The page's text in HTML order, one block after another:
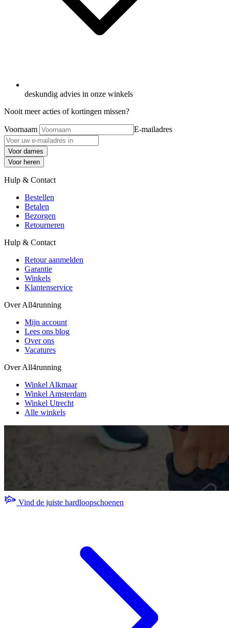
deskundig advies in onze winkels
Nooit meer acties of kortingen missen?
Voornaam E-mailadres
Voor dames
Voor heren
Hulp & Contact
Bestellen
Betalen
Bezorgen
Retourneren
Hulp & Contact
Retour aanmelden
Garantie
Winkels
Klantenservice
Over All4running
Mijn account
Lees ons blog
Over ons
Vacatures
Over All4running
Winkel Alkmaar
Winkel Amsterdam
Winkel Utrecht
Alle winkels
Vind de juiste hardloopschoenen